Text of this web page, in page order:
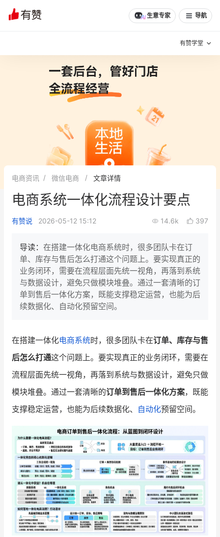
生意专家 导航
有赞学堂
增长方法
有赞专家说
新零售最佳实践
面对面聊增长
AllValue 战略合作
增长产品指南
智库 产品场景库
品牌消费观 行业报告
新零售资讯
私域课程 新零售内参
增长俱乐部
增长俱乐部 有赞商盟
商家社区 社群交流
合作共进
文章 问诊 分享
电商资讯 微信电商 文章详情
电商系统一体化流程设计要点
有赞说 2026-05-12 15:12 14.6k 397
导读： 在搭建一体化电商系统时，很多团队卡在订
单、库存与售后怎么打通这个问题上。要实现真正的
业务闭环，需要在流程层面先统一视角，再落到系统
与数据设计，避免只做模块堆叠。通过一套清晰的订
单到售后一体化方案，既能支撑稳定运营，也能为后
续数据化、自动化预留空间。
在搭建一体化电商系统时，很多团队卡在订单、库存与售
后怎么打通这个问题上。要实现真正的业务闭环，需要在
流程层面先统一视角，再落到系统与数据设计，避免只做
模块堆叠。通过一套清晰的订单到售后一体化方案，既能
支撑稳定运营，也能为后续数据化、 自动化预留空间。